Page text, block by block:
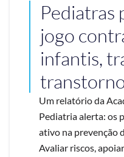
Pediatras
jogo
infantis,
Um relatório da
Pediatria alerta: os
ativo na prevenção
Avaliar riscos,